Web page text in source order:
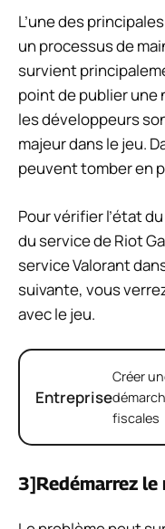
L’une des
un processus de
survient
point de publier une
les développeurs
majeur dans le jeu.
peuvent tomber en
Pour vérifier l’état
du service de Riot
service Valorant
suivante, vous
avec le jeu.
Entreprise
Créer
fiscales
3]Redémarrez le